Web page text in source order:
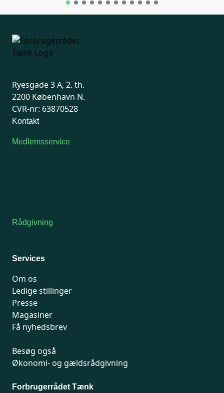
Ryesgade 3 A, 2. th.
2200 København N.
CVR-nr: 63870528
Kontakt
Medlemsservice
Rådgivning
Services
Om os
Ledige stillinger
Presse
Magasiner
Få nyhedsbrev
Besøg også
Økonomi- og gældsrådgivning
Forbrugerrådet Tænk